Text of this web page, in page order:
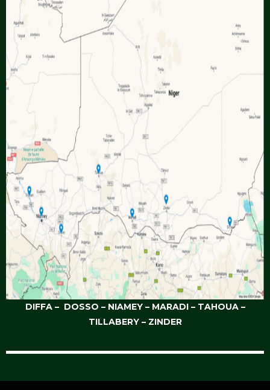
DIFFA – DOSSO – NIAMEY – MARADI – TAHOUA –
TILLABERY – ZINDER